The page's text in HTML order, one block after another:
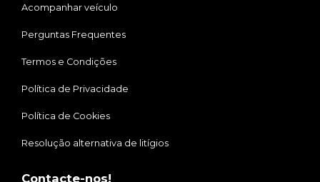
Acompanhar veículo
Perguntas Frequentes
Termos e Condições
Política de Privacidade
Política de Cookies
Resolução alternativa de litígios
Contacte-nos!